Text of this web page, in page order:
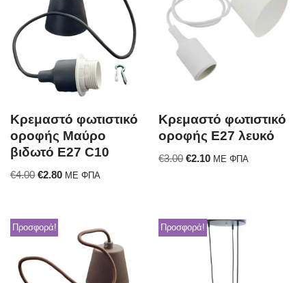
Κρεμαστό φωτιστικό
οροφής Μαύρο
βιδωτό E27 C10
€4.00 €2.80 ΜΕ ΦΠΑ
Κρεμαστό φωτιστικό
οροφής E27 λευκό
€3.00 €2.10 ΜΕ ΦΠΑ
Προσφορά! Προσφορά!